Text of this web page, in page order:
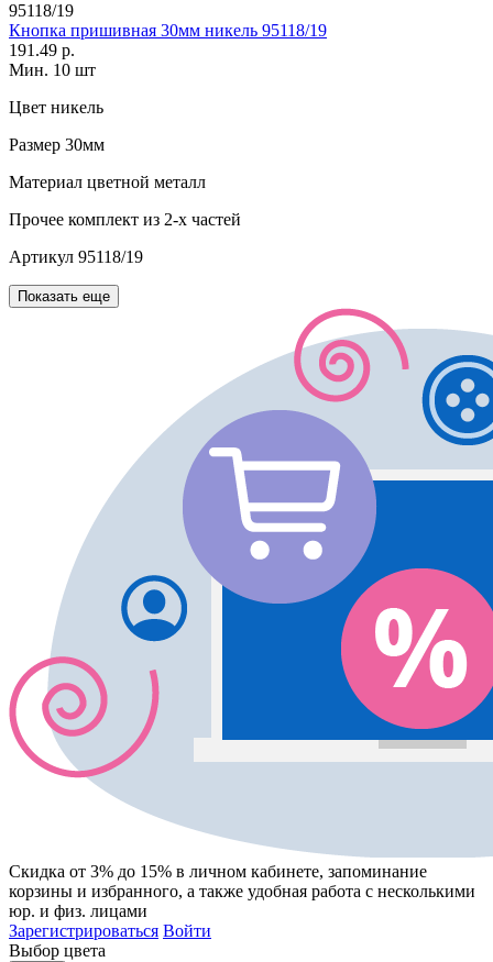
95118/19
Кнопка пришивная 30мм никель 95118/19
191.49 р.
Мин. 10 шт
Цвет никель
Размер 30мм
Материал цветной металл
Прочее комплект из 2-х частей
Артикул 95118/19
Показать еще
Скидка от 3% до 15% в личном кабинете, запоминание
корзины и избранного, а также удобная работа с несколькими
юр. и физ. лицами
Зарегистрироваться Войти
Выбор цвета